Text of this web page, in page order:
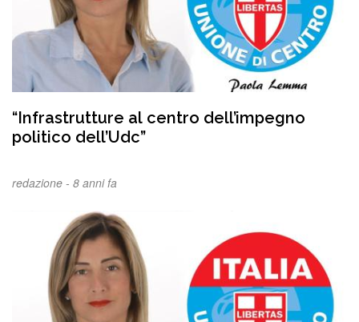
“Infrastrutture al centro dell’impegno
politico dell’Udc”
redazione - 8 anni fa